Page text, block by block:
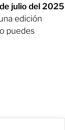
julio del 2025
edición
puedes